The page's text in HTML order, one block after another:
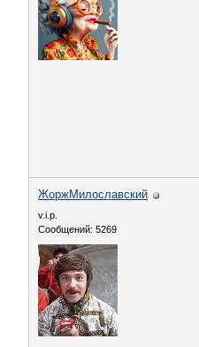
ЖоржМилославский
v.i.p.
Сообщений: 5269